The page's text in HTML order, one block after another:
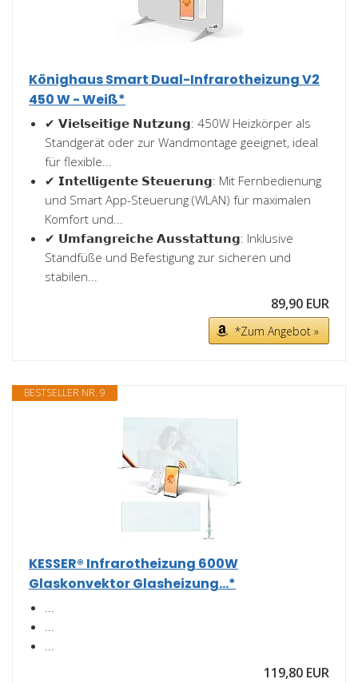
Könighaus Smart Dual-Infrarotheizung V2
450 W - Weiß*
✔ 𝗩𝗶𝗲𝗹𝘀𝗲𝗶𝘁𝗶𝗴𝗲 𝗡𝘂𝘁𝘇𝘂𝗻𝗴: 450W Heizkörper als
Standgerät oder zur Wandmontage geeignet, ideal
für flexible...
✔ 𝗜𝗻𝘁𝗲𝗹𝗹𝗶𝗴𝗲𝗻𝘁𝗲 𝗦𝘁𝗲𝘂𝗲𝗿𝘂𝗻𝗴: Mit Fernbedienung
und Smart App-Steuerung (WLAN) für maximalen
Komfort und...
✔ 𝗨𝗺𝗳𝗮𝗻𝗴𝗿𝗲𝗶𝗰𝗵𝗲 𝗔𝘂𝘀𝘀𝘁𝗮𝘁𝘁𝘂𝗻𝗴: Inklusive
Standfüße und Befestigung zur sicheren und
stabilen...
89,90 EUR
*Zum Angebot »
BESTSELLER NR. 9
KESSER® Infrarotheizung 600W
Glaskonvektor Glasheizung...*
...
...
...
119,80 EUR